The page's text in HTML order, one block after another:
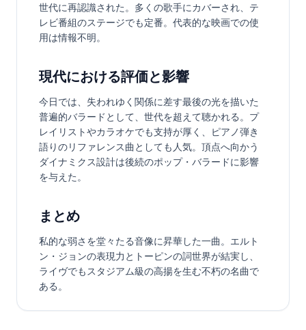
世代に再認識された。多くの歌手にカバーされ、テ
レビ番組のステージでも定番。代表的な映画での使
用は情報不明。
現代における評価と影響
今日では、失われゆく関係に差す最後の光を描いた
普遍的バラードとして、世代を超えて聴かれる。プ
レイリストやカラオケでも支持が厚く、ピアノ弾き
語りのリファレンス曲としても人気。頂点へ向かう
ダイナミクス設計は後続のポップ・バラードに影響
を与えた。
まとめ
私的な弱さを堂々たる音像に昇華した一曲。エルト
ン・ジョンの表現力とトーピンの詞世界が結実し、
ライヴでもスタジアム級の高揚を生む不朽の名曲で
ある。